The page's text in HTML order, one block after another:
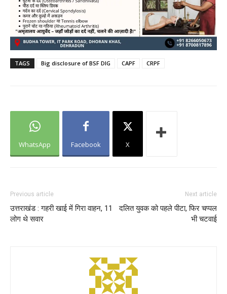
TAGS Big disclosure of BSF DIG CAPF CRPF
WhatsApp Facebook X
Previous article
उत्तराखंड : गहरी खाई में गिरा वाहन, 11
लोग थे सवार
Next article
दलित युवक को पहले पीटा, फिर चप्पल
भी चटवाई